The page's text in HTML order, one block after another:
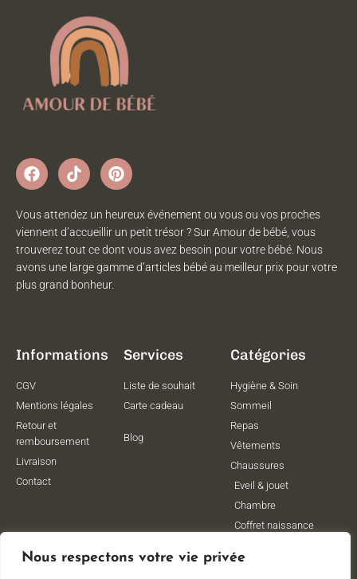
Nous respectons votre vie privée
Vous attendez un heureux événement ou vous ou vos proches
viennent d’accueillir un petit trésor ? Sur Amour de bébé, vous
trouverez tout ce dont vous avez besoin pour votre bébé. Nous
avons une large gamme d’articles bébé au meilleur prix pour votre
plus grand bonheur.
Informations
CGV
Mentions légales
Retour et
remboursement
Livraison
Contact
Services
Liste de souhait
Carte cadeau
Blog
Catégories
Hygiène & Soin
Sommeil
Repas
Vêtements
Chaussures
Eveil & jouet
Chambre
Coffret naissance
Vêtements de